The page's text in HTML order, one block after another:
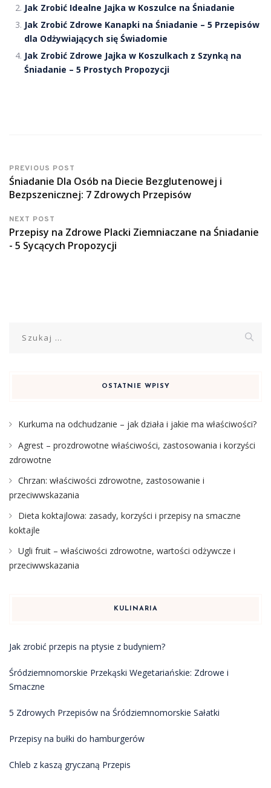
Jak Zrobić Idealne Jajka w Koszulce na Śniadanie
Jak Zrobić Zdrowe Kanapki na Śniadanie – 5 Przepisów
dla Odżywiających się Świadomie
Jak Zrobić Zdrowe Jajka w Koszulkach z Szynką na
Śniadanie – 5 Prostych Propozycji
PREVIOUS POST
Śniadanie Dla Osób na Diecie Bezglutenowej i
Bezpszenicznej: 7 Zdrowych Przepisów
NEXT POST
Przepisy na Zdrowe Placki Ziemniaczane na Śniadanie
- 5 Sycących Propozycji
OSTATNIE WPISY
Kurkuma na odchudzanie – jak działa i jakie ma właściwości?
Agrest – prozdrowotne właściwości, zastosowania i korzyści
zdrowotne
Chrzan: właściwości zdrowotne, zastosowanie i
przeciwwskazania
Dieta koktajlowa: zasady, korzyści i przepisy na smaczne
koktajle
Ugli fruit – właściwości zdrowotne, wartości odżywcze i
przeciwwskazania
KULINARIA
Jak zrobić przepis na ptysie z budyniem?
Śródziemnomorskie Przekąski Wegetariańskie: Zdrowe i
Smaczne
5 Zdrowych Przepisów na Śródziemnomorskie Sałatki
Przepisy na bułki do hamburgerów
Chleb z kaszą gryczaną Przepis